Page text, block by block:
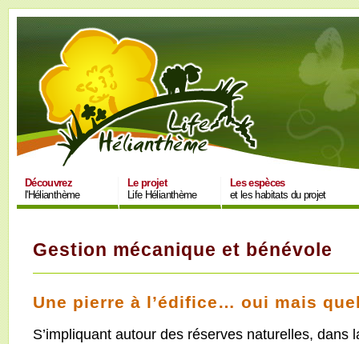
Découvrez
l'Hélianthème
Le projet
Life Hélianthème
Les espèces
et les habitats du projet
Gestion mécanique et bénévole
Une pierre à l’édifice… oui mais
S’impliquant autour des réserves naturelles, dans